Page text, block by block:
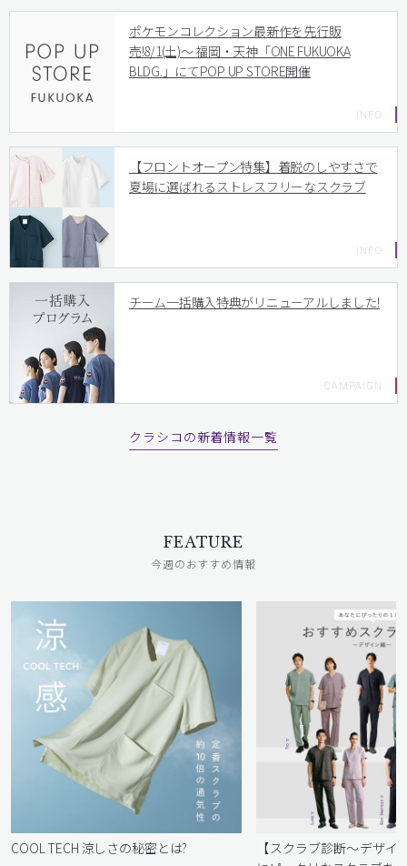
ポケモンコレクション最新作を先行販
売!8/1(土)〜 福岡・天神「ONE FUKUOKA
BLDG.」にてPOP UP STORE開催
【フロントオープン特集】着脱のしやすさで
夏場に選ばれるストレスフリーなスクラブ
チーム一括購入特典がリニューアルしました!
クラシコの新着情報一覧
FEATURE
今週のおすすめ情報
COOL TECH 涼しさの秘密とは?
【スクラブ診断〜デザイ